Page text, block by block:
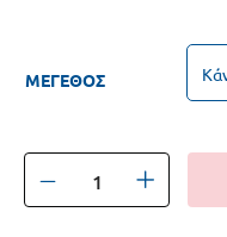
ΜΕΓΕΘΟΣ